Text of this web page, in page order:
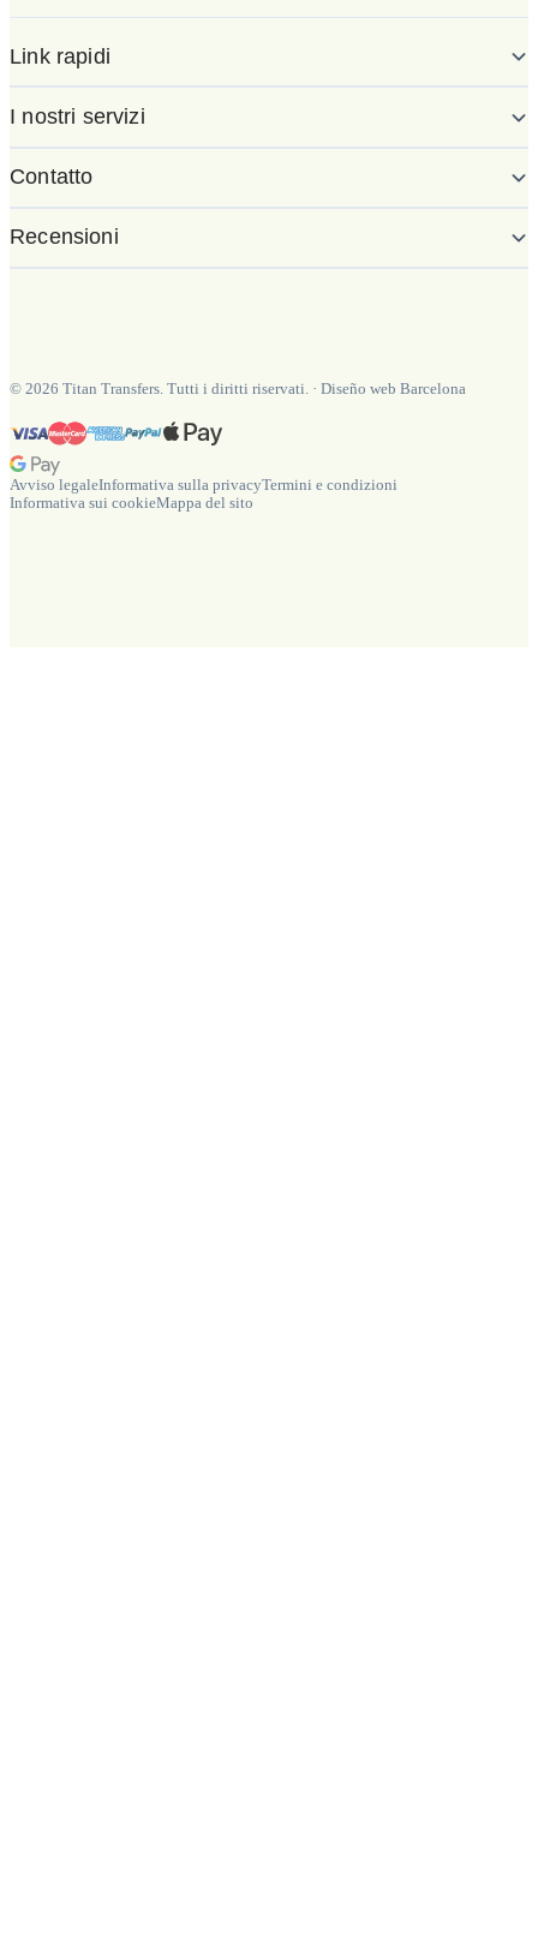
Link rapidi
I nostri servizi
Contatto
Recensioni
© 2026 Titan Transfers. Tutti i diritti riservati. · Diseño web Barcelona
Avviso legaleInformativa sulla privacyTermini e condizioni
Informativa sui cookieMappa del sito